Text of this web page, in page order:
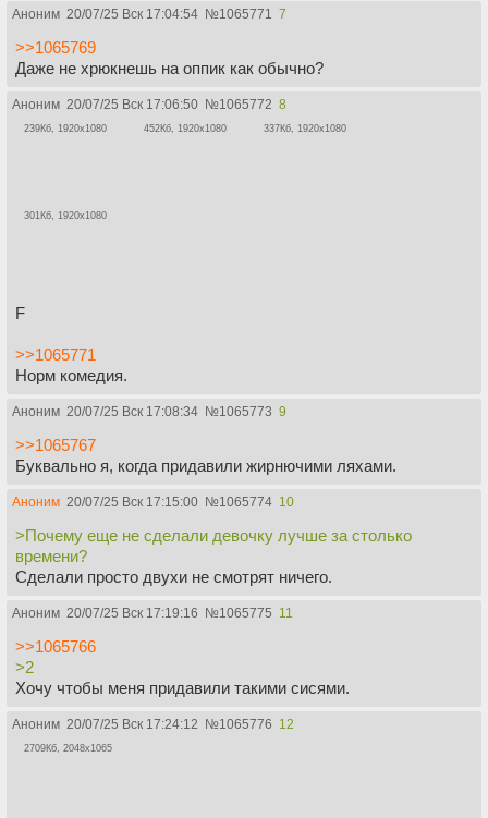
Аноним 20/07/25 Вск 17:04:54 №1065771 7
>>1065769
Даже не хрюкнешь на оппик как обычно?
Аноним 20/07/25 Вск 17:06:50 №1065772 8
239Кб, 1920x1080 452Кб, 1920x1080 337Кб, 1920x1080
301Кб, 1920x1080
F
>>1065771
Норм комедия.
Аноним 20/07/25 Вск 17:08:34 №1065773 9
>>1065767
Буквально я, когда придавили жирнючими ляхами.
Аноним 20/07/25 Вск 17:15:00 №1065774 10
>Почему еще не сделали девочку лучше за столько
времени?
Сделали просто двухи не смотрят ничего.
Аноним 20/07/25 Вск 17:19:16 №1065775 11
>>1065766
>2
Хочу чтобы меня придавили такими сисями.
Аноним 20/07/25 Вск 17:24:12 №1065776 12
2709Кб, 2048x1065